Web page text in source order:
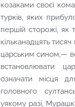
козаками своєї
турків, яких
першій сторожі, як
кільканадцять
царським сином,—
встановлювати
означати місця
головного
уякому разі,